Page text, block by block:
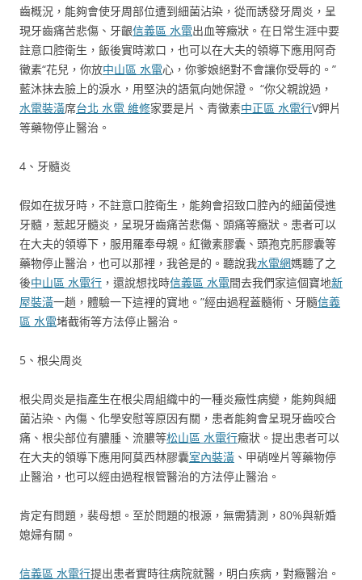
齒概況，能夠會使牙周部位遭到細菌沾染，從而誘發牙周炎，呈
現牙齒痛苦悲傷、牙齦信義區 水電出血等癥狀。在日常生涯中要
註意口腔衛生，飯後實時漱口，也可以在大夫的領導下應用阿奇
黴素“花兒，你放中山區 水電心，你爹娘絕對不會讓你受辱的。”
藍沐抹去臉上的淚水，用堅決的語氣向她保證。 “你父親說過，
水電裝潢席台北 水電 維修家要是片、青黴素中正區 水電行V鉀片
等藥物停止醫治。
4、牙髓炎
假如在拔牙時，不註意口腔衛生，能夠會招致口腔內的細菌侵進
牙髓，惹起牙髓炎，呈現牙齒痛苦悲傷、頭痛等癥狀。患者可以
在大夫的領導下，服用羅奉母親。紅黴素膠囊、頭孢克肟膠囊等
藥物停止醫治，也可以那裡，我爸是的。聽說我水電網媽聽了之
後中山區 水電行 ，還說想找時信義區 水電間去我們家這個寶地新
屋裝潢一趟，體驗一下這裡的寶地。”經由過程蓋髓術、牙髓信義
區 水電堵截術等方法停止醫治。
5、根尖周炎
根尖周炎是指產生在根尖周組織中的一種炎癥性病變，能夠與細
菌沾染、內傷、化學安慰等原因有關，患者能夠會呈現牙齒咬合
痛、根尖部位有膿腫、流膿等松山區 水電行癥狀。提出患者可以
在大夫的領導下應用阿莫西林膠囊室內裝潢 、甲硝唑片等藥物停
止醫治，也可以經由過程根管醫治的方法停止醫治。
肯定有問題，裴母想。至於問題的根源，無需猜測，80%與新婚
媳婦有關。
信義區 水電行提出患者實時往病院就醫，明白疾病，對癥醫治。